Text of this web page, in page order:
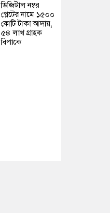
ডিজিটাল নম্বর
প্লেটের নামে ১৫০০
কোটি টাকা আদায়,
৫৪ লাখ গ্রাহক
বিপাকে